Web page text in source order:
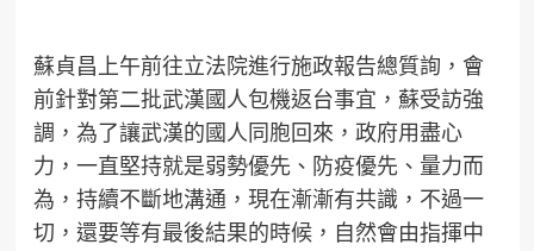
蘇貞昌上午前往立法院進行施政報告總質詢，會
前針對第二批武漢國人包機返台事宜，蘇受訪強
調，為了讓武漢的國人同胞回來，政府用盡心
力，一直堅持就是弱勢優先、防疫優先、量力而
為，持續不斷地溝通，現在漸漸有共識，不過一
切，還要等有最後結果的時候，自然會由指揮中